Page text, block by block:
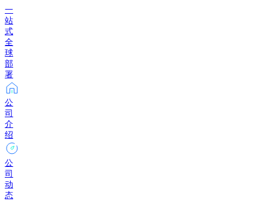
一
站
式
全
球
部
署
公
司
介
绍
公
司
动
态